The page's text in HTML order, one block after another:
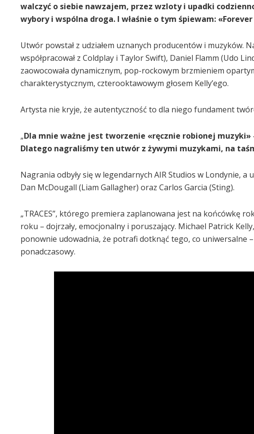
walczyć o siebie nawzajem, przez wzloty i upadki
wybory i wspólna droga. I właśnie o tym śpiewam:
Utwór powstał z udziałem uznanych producentów i muzyków.
współpracował z Coldplay i Taylor Swift), Daniel Flamm (Udo
zaowocowała dynamicznym, pop-rockowym brzmieniem
charakterystycznym, czterooktawowym głosem Kelly’ego.
Artysta nie kryje, że autentyczność to dla niego fundament
„Dla mnie ważne jest tworzenie «ręcznie robionej
Dlatego nagraliśmy ten utwór z żywymi muzykami, na
Nagrania odbyły się w legendarnych AIR Studios w Londynie, a
Dan McDougall (Liam Gallagher) oraz Carlos Garcia (Sting).
„TRACES”, którego premiera zaplanowana jest na końcówkę
roku – dojrzały, emocjonalny i poruszający. Michael Patrick
ponownie udowadnia, że potrafi dotknąć tego, co uniwersalne
ponadczasowy.